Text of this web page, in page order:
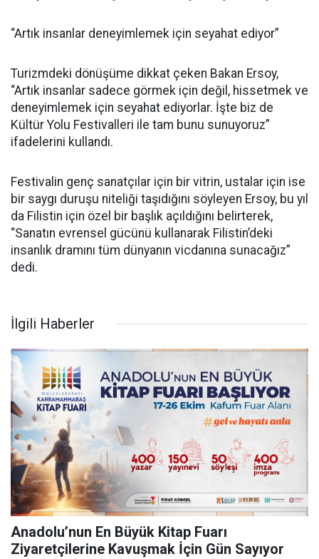
“Artık insanlar deneyimlemek için seyahat ediyor”
Turizmdeki dönüşüme dikkat çeken Bakan Ersoy,
“Artık insanlar sadece görmek için değil, hissetmek ve
deneyimlemek için seyahat ediyorlar. İşte biz de
Kültür Yolu Festivalleri ile tam bunu sunuyoruz”
ifadelerini kullandı.
Festivalin genç sanatçılar için bir vitrin, ustalar için ise
bir saygı duruşu niteliği taşıdığını söyleyen Ersoy, bu yıl
da Filistin için özel bir başlık açıldığını belirterek,
“Sanatın evrensel gücünü kullanarak Filistin’deki
insanlık dramını tüm dünyanın vicdanına sunacağız”
dedi.
İlgili Haberler
Anadolu’nun En Büyük Kitap Fuarı
Ziyaretçilerine Kavuşmak İçin Gün Sayıyor